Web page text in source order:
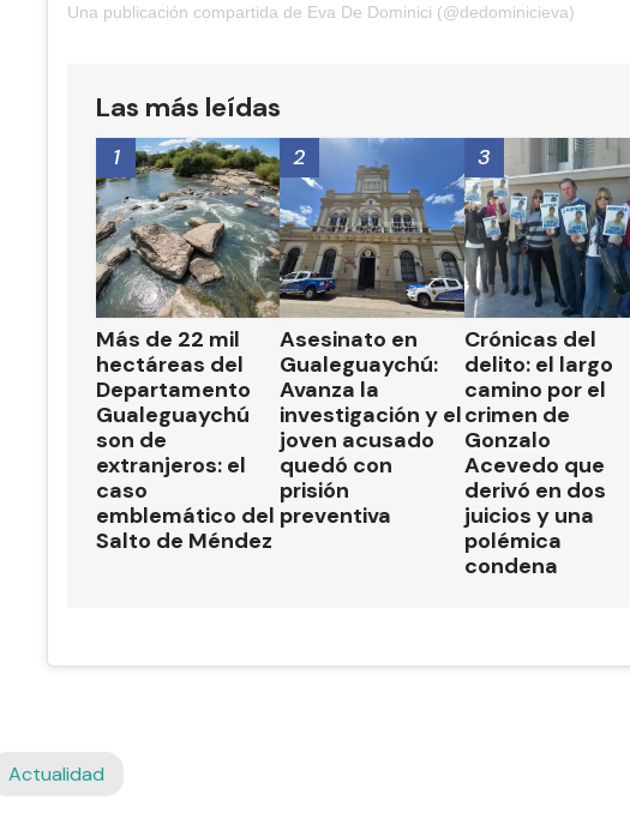
Una publicación compartida de Eva De Dominici (@dedominicieva)
Las más leídas
Más de 22 mil
hectáreas del
Departamento
Gualeguaychú
son de
extranjeros: el
caso
emblemático del
Salto de Méndez
1
Asesinato en
Gualeguaychú:
Avanza la
investigación y el
joven acusado
quedó con
prisión
preventiva
2
Crónicas del
delito: el largo
camino por el
crimen de
Gonzalo
Acevedo que
derivó en dos
juicios y una
polémica
condena
3
Actualidad